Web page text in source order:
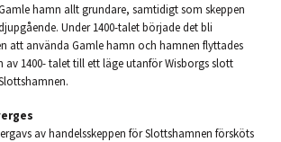
hamn allt grundare, samtidigt som skeppen
Under 1400-talet började det bli
att använda Gamle hamn och hamnen flyttades
av 1400- talet till ett läge utanför Wisborgs slott
av handelsskeppen för Slottshamnen försköts